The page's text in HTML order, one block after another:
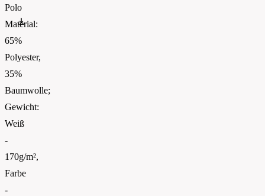
Polo
Material:
65%
Polyester,
35%
Baumwolle;
Gewicht:
Weiß
-
170g/m²,
Farbe
-
FOTL-Digital_Catalogue2026-EN-AW